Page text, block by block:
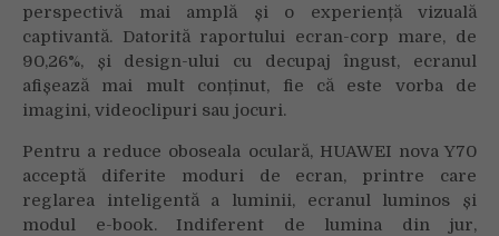
perspectivă mai amplă și o experiență vizuală
captivantă. Datorită raportului ecran-corp mare, de
90,26%, și design-ului cu decupaj îngust, ecranul
afișează mai mult conținut, fie că este vorba de
imagini, videoclipuri sau jocuri.
Pentru a reduce oboseala oculară, HUAWEI nova Y70
acceptă diferite moduri de ecran, printre care
reglarea inteligentă a luminii, ecranul luminos și
modul e-book. Indiferent de lumina din jur,